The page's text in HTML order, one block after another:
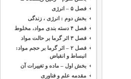
فصل ۵ – انرژی
بخش دوم : انرژی ، زندگی
فصل ۴ دسته بندی مواد، مخلوط
فصل ۳ اثر گرما بر حالت مواد
فصل ۲ – اثر گرما بر حجم مواد:
انبساط و انقباض
بخش اول – ماده و تغییرات آن
مقدمه ‌علم و فناوری